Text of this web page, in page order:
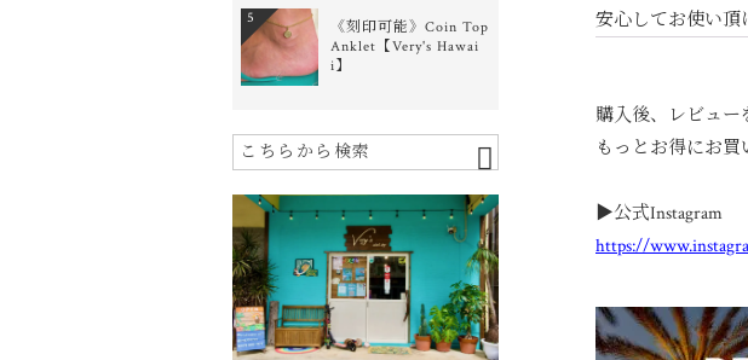
安心してお使い頂
購入後、レビュ
もっとお得にお買
▶︎公式Instagram
https://
《刻印可能》Coin Top
Anklet【Very's Hawai
i】
5